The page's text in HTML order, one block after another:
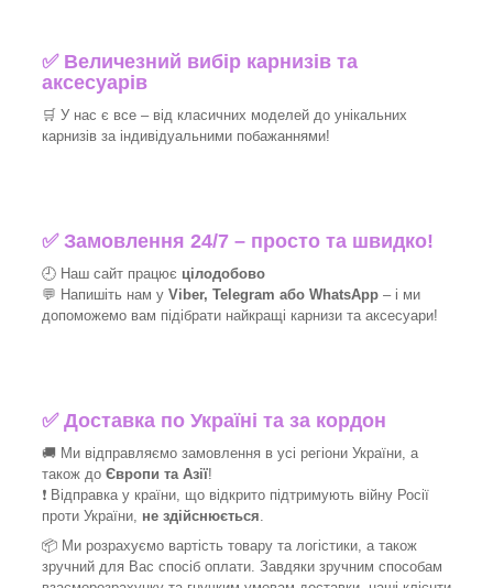
✅ Величезний вибір карнизів та
аксесуарів
🛒 У нас є все – від класичних моделей до унікальних
карнизів за індивідуальними побажаннями!
✅Замовлення 24/7 – просто та швидко!
🕘 Наш сайт працює цілодобово
💬 Напишіть нам у Viber, Telegram або WhatsApp – і ми
допоможемо вам підібрати найкращі карнизи та аксесуари!
✅Доставка по Україні та за кордон
🚚 Ми відправляємо замовлення в усі регіони України, а
також до Європи та Азії!
❗ Відправка у країни, що відкрито підтримують війну Росії
проти України, не здійснюється
📦 Ми розрахуємо вартість товару та логістики, а також
зручний для Вас спосіб оплати. Завдяки зручним способам